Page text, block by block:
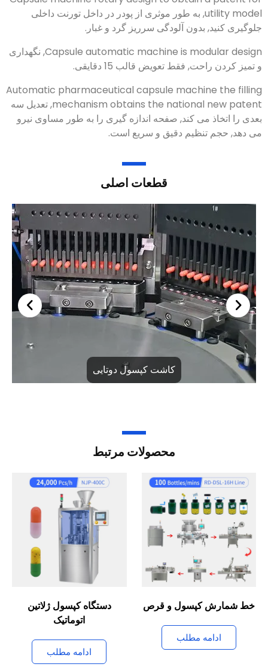
utility model, به طور موثری از پودر در داخل تورنت داخلی
جلوگیری کنید, بدون آلودگی سرریز گرد و غبار.
Capsule automatic machine is modular design, نگهداری
و تمیز کردن راحت, فقط تعویض قالب 15 دقایقی.
Automatic pharmaceutical capsule machine the filling
mechanism obtains the national new patent, تعدیل سه
بعدی را اتخاذ می کند, صفحه اندازه گیری را به طور مساوی نیرو
می دهد, حجم تنظیم دقیق و سریع است.
قطعات اصلی
کاشت کپسول دوتایی
محصولات مرتبط
خط شمارش کپسول و قرص
ادامه مطلب
دستگاه کپسول ژلاتین
اتوماتیک
ادامه مطلب